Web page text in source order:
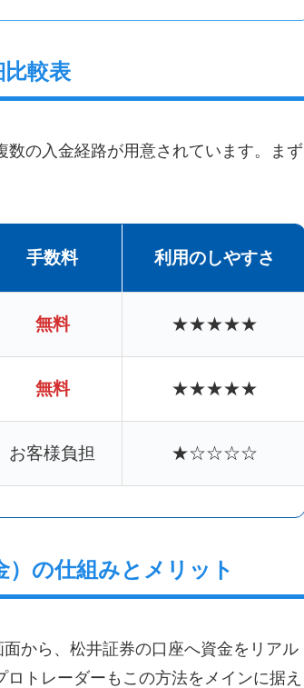
較表
の入金経路が用意されています。まず
手数料 利用のしやすさ
無料 ★★★★★
無料 ★★★★★
お客様負担 ★☆☆☆☆
）の仕組みとメリット
から、松井証券の口座へ資金をリアル
トレーダーもこの方法をメインに据え